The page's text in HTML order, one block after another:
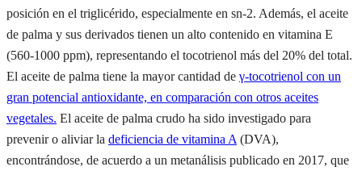
posición en el triglicérido, especialmente en sn-2. Además, el aceite
de palma y sus derivados tienen un alto contenido en vitamina E
(560-1000 ppm), representando el tocotrienol más del 20% del total.
El aceite de palma tiene la mayor cantidad de γ-tocotrienol con un
gran potencial antioxidante, en comparación con otros aceites
vegetales. El aceite de palma crudo ha sido investigado para
prevenir o aliviar la deficiencia de vitamina A (DVA),
encontrándose, de acuerdo a un metanálisis publicado en 2017, que